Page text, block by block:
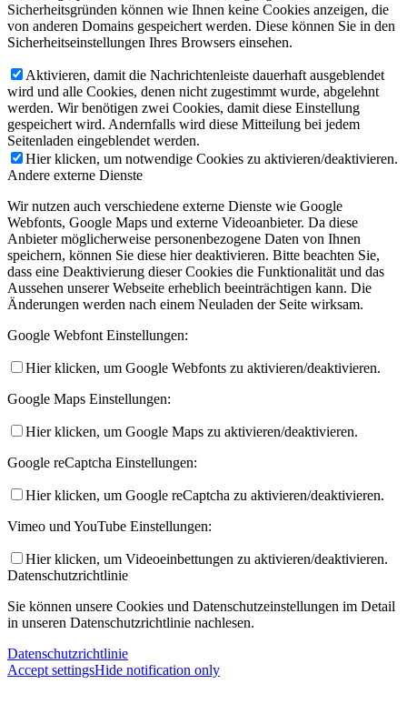
Sicherheitsgründen können wie Ihnen keine Cookies anzeigen, die
von anderen Domains gespeichert werden. Diese können Sie in den
Sicherheitseinstellungen Ihres Browsers einsehen.
Aktivieren, damit die Nachrichtenleiste dauerhaft ausgeblendet
wird und alle Cookies, denen nicht zugestimmt wurde, abgelehnt
werden. Wir benötigen zwei Cookies, damit diese Einstellung
gespeichert wird. Andernfalls wird diese Mitteilung bei jedem
Seitenladen eingeblendet werden.
Hier klicken, um notwendige Cookies zu aktivieren/deaktivieren.
Andere externe Dienste
Wir nutzen auch verschiedene externe Dienste wie Google
Webfonts, Google Maps und externe Videoanbieter. Da diese
Anbieter möglicherweise personenbezogene Daten von Ihnen
speichern, können Sie diese hier deaktivieren. Bitte beachten Sie,
dass eine Deaktivierung dieser Cookies die Funktionalität und das
Aussehen unserer Webseite erheblich beeinträchtigen kann. Die
Änderungen werden nach einem Neuladen der Seite wirksam.
Google Webfont Einstellungen:
Hier klicken, um Google Webfonts zu aktivieren/deaktivieren.
Google Maps Einstellungen:
Hier klicken, um Google Maps zu aktivieren/deaktivieren.
Google reCaptcha Einstellungen:
Hier klicken, um Google reCaptcha zu aktivieren/deaktivieren.
Vimeo und YouTube Einstellungen:
Hier klicken, um Videoeinbettungen zu aktivieren/deaktivieren.
Datenschutzrichtlinie
Sie können unsere Cookies und Datenschutzeinstellungen im Detail
in unseren Datenschutzrichtlinie nachlesen.
Datenschutzrichtlinie
Accept settingsHide notification only